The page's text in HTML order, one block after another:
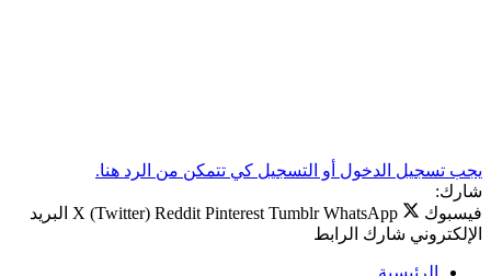
يجب تسجيل الدخول أو التسجيل كي تتمكن من الرد هنا.
شارك:
فيسبوك
X (Twitter) Reddit Pinterest Tumblr WhatsApp
البريد
الإلكتروني شارك الرابط
الرئيسية